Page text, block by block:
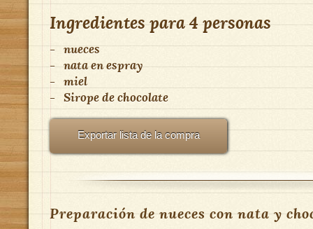
Ingredientes para4 personas
- nueces
- nata en espray
- miel
- Sirope de chocolate
Exportar lista de la compra
Preparación de nueces con nata y